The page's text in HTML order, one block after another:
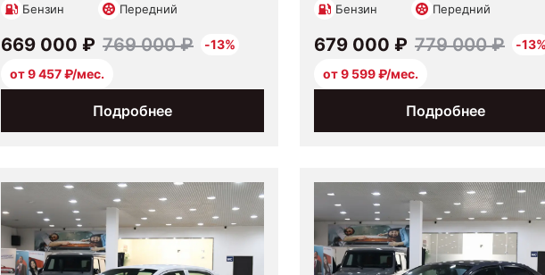
Бензин
Передний
Подробнее
669 000 ₽ 769 000 ₽
-13%
от 9 457 ₽/мес.
Бензин
Передний
Подробнее
679 000 ₽ 779 000 ₽
-
от 9 599 ₽/мес.